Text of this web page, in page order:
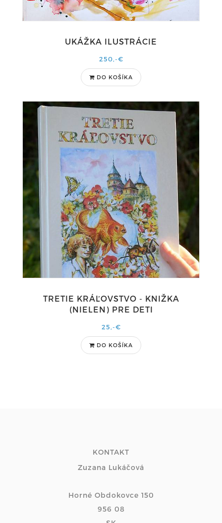
UKÁŽKA ILUSTRÁCIE
250,-€
DO KOŠÍKA
TRETIE KRÁĽOVSTVO - KNIŽKA
(NIELEN) PRE DETI
25,-€
DO KOŠÍKA
KONTAKT
Zuzana Lukáčová
Horné Obdokovce 150
956 08